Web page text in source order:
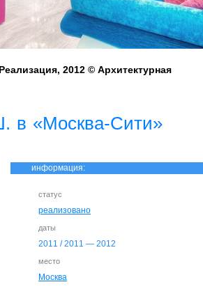
2012 © Архитектурная
в «Москва-Сити»
информация:
статус
реализовано
даты
2011 /2011 — 2012
место
Москва